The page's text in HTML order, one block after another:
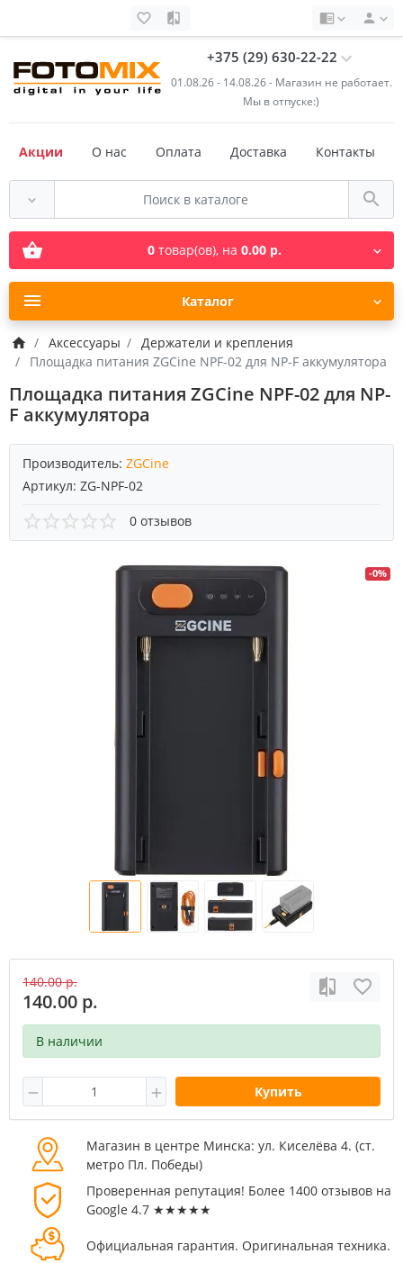
+375 (29) 630-22-22
01.08.26 - 14.08.26 - Магазин не работает.
Мы в отпуске:)
Акции О нас Оплата Доставка Контакты
0товар(ов), на 0.00 р.
Каталог
Аксессуары
Держатели и крепления
Площадка питания ZGCine NPF-02 для NP-F аккумулятора
Площадка питания ZGCine NPF-02 для NP-
F аккумулятора
Производитель: ZGCine
Артикул: ZG-NPF-02
0 отзывов
-0%
140.00 р.
140.00 р.
В наличии
Купить
Магазин в центре Минска: ул. Киселёва 4. (cт.
метро Пл. Победы)
Проверенная репутация! Более 1400 отзывов на
Google 4.7 ★★★★★
Официальная гарантия. Оригинальная техника.